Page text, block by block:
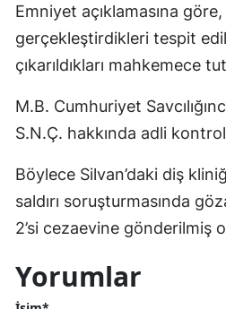
Emniyet açıklamasına göre,
gerçekleştirdikleri tespit
çıkarıldıkları mahkemece
M.B. Cumhuriyet
S.N.Ç. hakkında adli
Böylece Silvan’daki diş
saldırı soruşturmasında
2’si cezaevine gönderilmiş
Yorumlar